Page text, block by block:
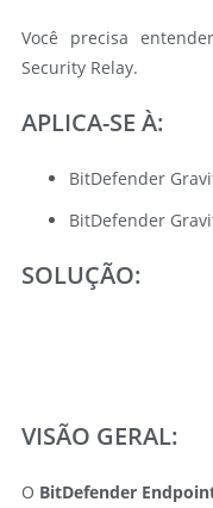
Você precisa
Security Relay.
APLICA-SE À:
BitDefender
BitDefender
SOLUÇÃO:
VISÃO GERAL:
O BitDefender